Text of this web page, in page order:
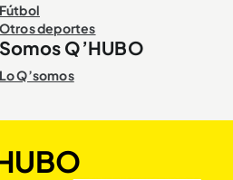
Fútbol
Otros deportes
Somos Q’HUBO
Lo Q’somos